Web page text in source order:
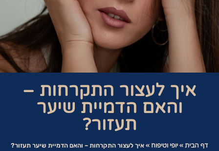
איך לעצור התקרחות –
והאם הדמיית שיער
תעזור?
דף הבית » יופי וטיפוח » איך לעצור התקרחות – והאם הדמיית שיער תעזור?